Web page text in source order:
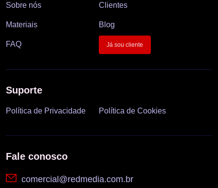
Sobre nós Clientes
Materiais Blog
FAQ Já sou cliente
Suporte
Política de Privacidade Política de Cookies
Fale conosco
comercial@redmedia.com.br